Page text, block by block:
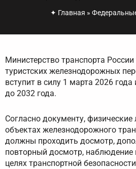
✦ Главная »
Министерство транспорта
туристских железнодорожных
вступит в силу 1 марта 2026 года
до 2032 года.
Согласно документу,
объектах железнодорожного
должны проходить досмотр,
повторный досмотр, наблюдение
целях транспортной